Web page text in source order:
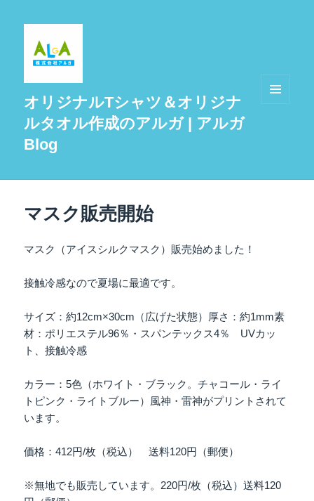
オリジナルTシャツ＆オリジナ
ルタオル作成のアルガ | アルガ
Blog
マスク販売開始
マスク（アイスシルクマスク）販売始めました！
接触冷感なので夏場に最適です。
サイズ：約12cm×30cm（広げた状態）厚さ：約1mm素
材：ポリエステル96％・スパンテックス4％ UVカッ
ト、接触冷感
カラー：5色（ホワイト・ブラック。チャコール・ライ
トピンク・ライトブルー）風神・雷神がプリントされて
います。
価格：412円/枚（税込） 送料120円（郵便）
※無地でも販売しています。220円/枚（税込）送料120